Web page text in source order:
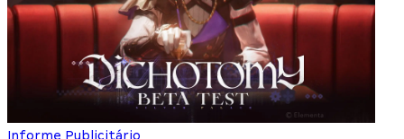
Informe Publicitário